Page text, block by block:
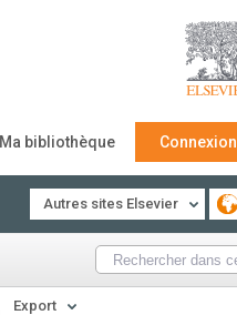
Ma bibliothèque Connexion
Autres sites Elsevier
Export